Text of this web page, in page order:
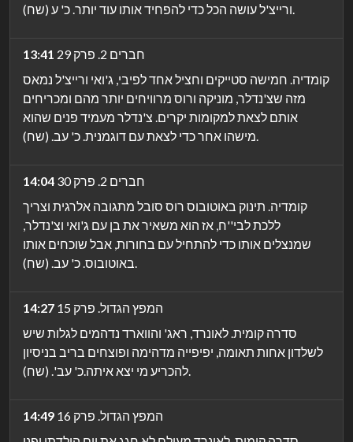
ורייצ'ל עושה הכל כדי להפחיד אותו עוד יותר. כ' ע (שח).
13:41
חברים 2. פרק 29
קומדיה. חמישה סטייקים וחציל אחד לפיבי, ג'ואי ורייצ'ל נמאס
מזה שצ'נדלר, מוניקה ורוס מרוויחים יותר מהם ומכריחים
אותם לצאת למקומות יקרים. צ'נדלר מעמיד פנים שהוא
מישהו אחר כדי לצאת עם דוגמנית. כ' עב. (שח).
14:04
חברים 2. פרק 30
קומדיה. תינוק באוטובוס רוס סובל מתגובה אלרגית וצריך
ללכת לבי''ח, אז הוא משאיר את בן עם ג'ואי וצ'נדלר,
שמנצלים אותו כדי להתחיל עם בחורות, אבל שוכחים אותו
באוטובוס. כ' עב. (שח).
14:27
המפץ הגדול. פרק 15
סדרה קומית. לאונרד, ראג' והווארד נדהמים לגלות שיש
לשלדון אחות תאומה, יפיפייה מדהימה ופוצחים בריב בניסיון
להכריע מי יצא איתה.כ' עב'. (שח).
14:49
המפץ הגדול. פרק 16